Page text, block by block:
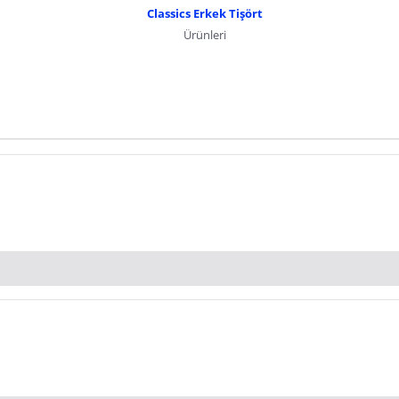
Pazarama, bu içeriklerden dolayı herhangi bir sorumluluk kabul etmemektedir.
Classics Erkek Tişört
Ürünleri